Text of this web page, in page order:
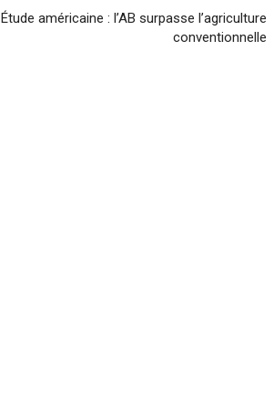
Étude américaine : l’AB surpasse l’agriculture
conventionnelle